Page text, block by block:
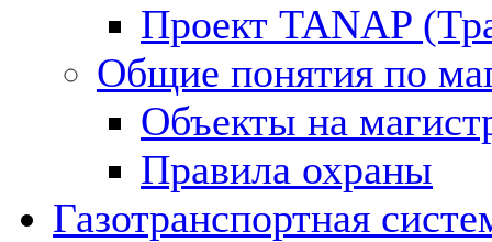
Проект TANAP
Общие понятия по
Объекты на
Правила охраны
Газотранспортная